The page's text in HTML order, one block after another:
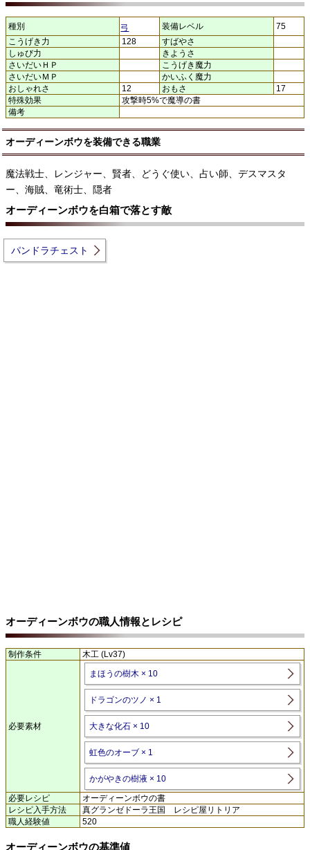
種別 弓 装備レベル
75
こうげき力
128
すばやさ
しゅび力
きようさ
さいだいＨＰ
こうげき魔力
さいだいＭＰ
かいふく魔力
おしゃれさ
12 おもさ
17
特殊効果
攻撃時5%で魔導の書
備考
オーディーンボウを装備できる職業
魔法戦士、レンジャー、賢者、どうぐ使い、占い師、デスマスタ
ー、海賊、竜術士、隠者
オーディーンボウを白箱で落とす敵
パンドラチェスト
オーディーンボウの職人情報とレシピ
制作条件 木工 (Lv37)
必要素材
まほうの樹木 × 10
ドラゴンのツノ × 1
大きな化石 × 10
虹色のオーブ × 1
かがやきの樹液 × 10
必要レシピ
オーディーンボウの書
レシピ入手方法
真グランゼドーラ王国 レシピ屋リトリア
職人経験値
520
オーディーンボウの基準値